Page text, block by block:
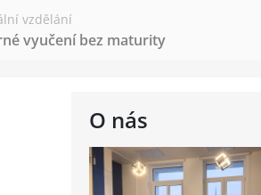
vzdělání
vyučení bez maturity
O nás